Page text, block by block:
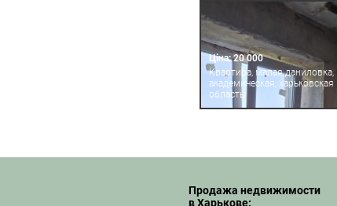
Ціна: 20 000
Квартира, малая даниловка,
академическая, харьковская
область
Продажа недвижимости
в Харькове: